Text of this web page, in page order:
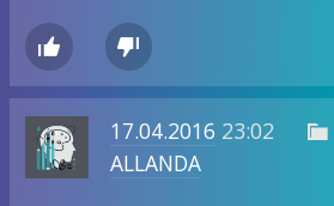
 
17.04.2016 23:02 
ALLANDA